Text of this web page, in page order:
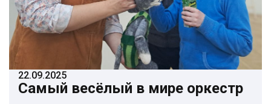
22.09.2025
Самый весёлый в мире оркестр